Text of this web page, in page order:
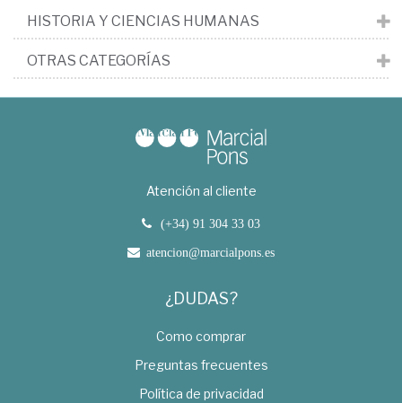
HISTORIA Y CIENCIAS HUMANAS
OTRAS CATEGORÍAS
Atención al cliente
(+34) 91 304 33 03
atencion@marcialpons.es
¿DUDAS?
Como comprar
Preguntas frecuentes
Política de privacidad